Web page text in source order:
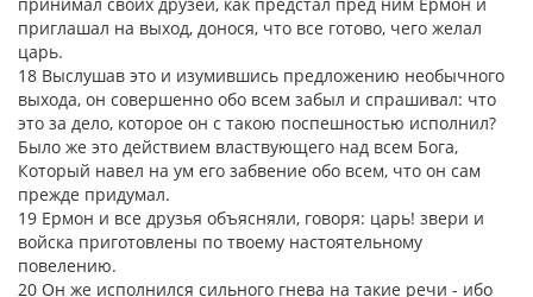
приглашал на выход, донося, что все готово, чего желал
царь.
18 Выслушав это и изумившись предложению необычного
выхода, он совершенно обо всем забыл и спрашивал: что
это за дело, которое он с такою поспешностью исполнил?
Было же это действием властвующего над всем Бога,
Который навел на ум его забвение обо всем, что он сам
прежде придумал.
19 Ермон и все друзья объясняли, говоря: царь! звери и
войска приготовлены по твоему настоятельному
повелению.
20 Он же исполнился сильного гнева на такие речи - ибо